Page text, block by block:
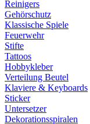
Reinigers
Gehörschutz
Klassische Spiele
Feuerwehr
Stifte
Tattoos
Hobbykleber
Verteilung Beutel
Klaviere & Keyboards
Sticker
Untersetzer
Dekorationsspiralen